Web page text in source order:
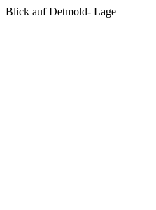
Blick auf Detmold- Lage